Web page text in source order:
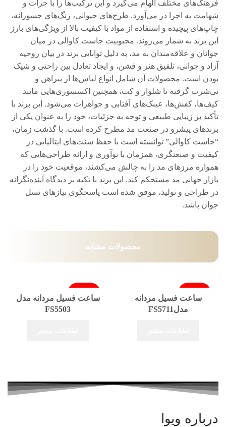
فرهنگ‌های مختلف الهام می‌گیرد و این ترکیب‌ها را با جرأت و
شهامت به اجرا در می‌آورد. طرح‌های حیوانی، رنگ‌های جسورانه،
چاپ‌های پیچیده و استفاده از مواد با کیفیت بالا از ویژگی‌های بارز
این برند به شمار می‌روند. محبوبیت جاست کاوالی در میان
جوانان و علاقه‌مندان به مد، به دلیل توانایی برند در بیان روحیه
آزاد و جوانی، تلفیق هنر و فشن، و ایجاد تعادل بین راحتی و شیک
بودن است. محصولات آن شامل انواع لباس‌ها از پیراهن و
تی‌شرت گرفته تا شلوار و کت، همچنین اکسسوری‌هایی مانند
کیف‌ها، کفش‌ها، عینک‌های آفتابی و جواهرات می‌شود. این برند با
تأکید بر زیبایی طبیعی و توجه به جزئیات، خود را به عنوان یکی از
برندهای پیشرو در صنعت مد مطرح کرده است. با گذشت زمان،
“جاست کاوالی” توانسته است با حفظ سنت‌های ایتالیایی در
کیفیت و صنعتگری، همزمان با نوآوری و ارائه طراحی‌هایی که
همواره مرزهای مد را به چالش می‌کشند، موقعیت خود را در
بازار جهانی مد مستحکم کند. این برند با تکیه بر دیدگاه آینده‌نگرانه
در طراحی و تولید، موفق شده است پاسخگوی نیازهای نسل
جوان باشد.
محصولات مشابه
فروخته شد
ساعت فسیل مردانه
مدلFS5711
فروخته شد
ساعت فسیل مردانه مدل
FS5503
درباره ویوا